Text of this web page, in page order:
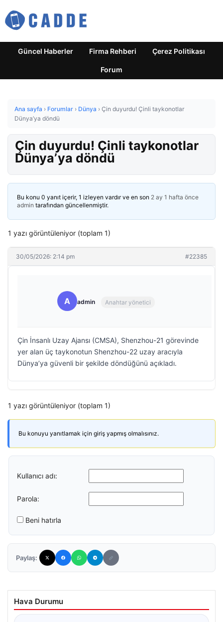
Güncel Haberler Firma Rehberi Çerez Politikası
Forum
Ana sayfa › Forumlar › Dünya › Çin duyurdu! Çinli taykonotlar
Dünya’ya döndü
Çin duyurdu! Çinli taykonotlar
Dünya’ya döndü
Bu konu 0 yanıt içerir, 1 izleyen vardır ve en son 2 ay 1 hafta önce
admin tarafından güncellenmiştir.
1 yazı görüntüleniyor (toplam 1)
30/05/2026: 2:14 pm #22385
A admin Anahtar yönetici
Çin İnsanlı Uzay Ajansı (CMSA), Shenzhou-21 görevinde
yer alan üç taykonotun Shenzhou-22 uzay aracıyla
Dünya’ya güvenli bir şekilde döndüğünü açıkladı.
1 yazı görüntüleniyor (toplam 1)
Bu konuyu yanıtlamak için giriş yapmış olmalısınız.
Kullanıcı adı:
Parola:
Beni hatırla
Paylaş:
Hava Durumu